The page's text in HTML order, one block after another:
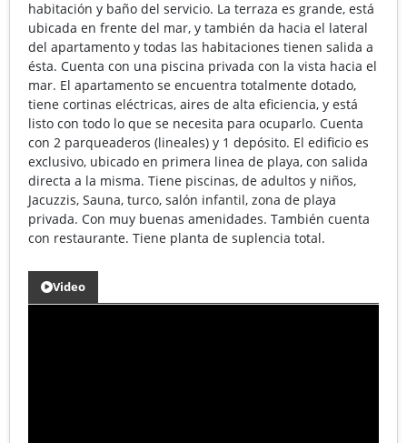
habitación y baño del servicio. La terraza es grande, está
ubicada en frente del mar, y también da hacia el lateral
del apartamento y todas las habitaciones tienen salida a
ésta. Cuenta con una piscina privada con la vista hacia el
mar. El apartamento se encuentra totalmente dotado,
tiene cortinas eléctricas, aires de alta eficiencia, y está
listo con todo lo que se necesita para ocuparlo. Cuenta
con 2 parqueaderos (lineales) y 1 depósito. El edificio es
exclusivo, ubicado en primera linea de playa, con salida
directa a la misma. Tiene piscinas, de adultos y niños,
Jacuzzis, Sauna, turco, salón infantil, zona de playa
privada. Con muy buenas amenidades. También cuenta
con restaurante. Tiene planta de suplencia total.
Video